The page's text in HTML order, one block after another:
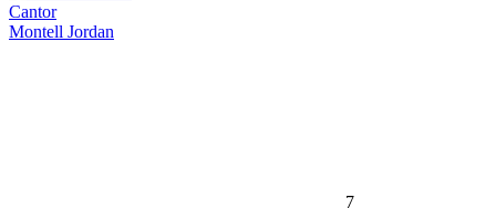
Cantor
Montell Jordan
7